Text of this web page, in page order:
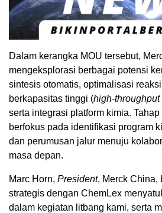
Dalam kerangka MOU tersebut,
mengeksplorasi berbagai potensi
sintesis otomatis, optimalisasi
berkapasitas tinggi (high-
serta integrasi platform kimia.
berfokus pada identifikasi program
dan perumusan jalur menuju
masa depan.
Marc Horn, President, Merck China,
strategis dengan ChemLex
dalam kegiatan litbang kami, serta